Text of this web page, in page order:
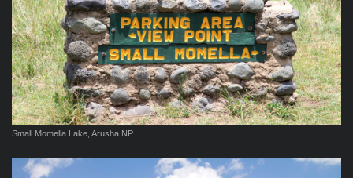
Small Momella Lake, Arusha NP